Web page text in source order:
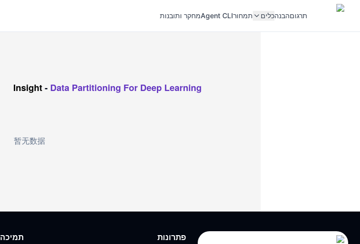
תרגוםהבנהכלים תמחורAgent CLIמחקר ותובנות
Insight- Data Partitioning For Deep Learning
暂无数据
פתרונות תמיכה